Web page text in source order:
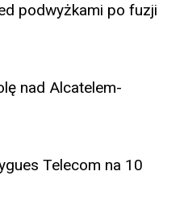
podwyżkami po fuzji
nad Alcatelem-
Telecom na 10